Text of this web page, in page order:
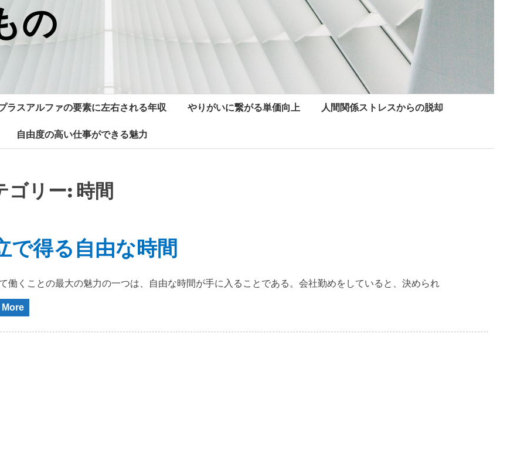
の
ラスアルファの要素に左右される年収 やりがいに繋がる単価向上 人間関係ストレスからの脱却
自由度の高い仕事ができる魅力
ゴリー: 時間
で得る自由な時間
働くことの最大の魅力の一つは、自由な時間が手に入ることである。会社勤めをしていると、決められ
More